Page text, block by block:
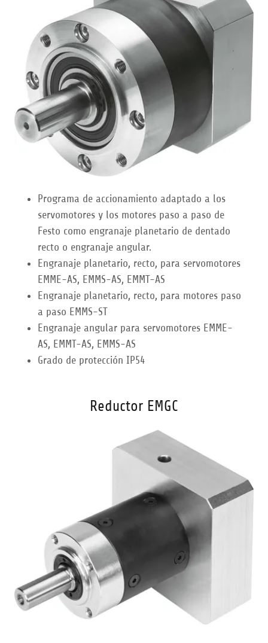
Programa de accionamiento adaptado a los
servomotores y los motores paso a paso de
Festo como engranaje planetario de dentado
recto o engranaje angular.
Engranaje planetario, recto, para servomotores
EMME-AS, EMMS-AS, EMMT-AS
Engranaje planetario, recto, para motores paso
a paso EMMS-ST
Engranaje angular para servomotores EMME-
AS, EMMT-AS, EMMS-AS
Grado de protección IP54
Reductor EMGC